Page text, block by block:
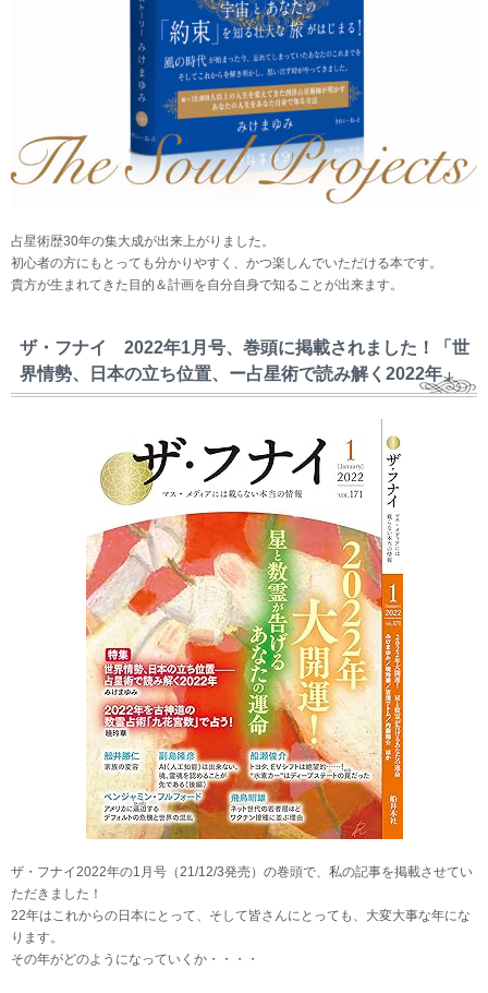
占星術歴30年の集大成が出来上がりました。
初心者の方にもとっても分かりやすく、かつ楽しんでいただける本です。
貴方が生まれてきた目的＆計画を自分自身で知ることが出来ます。
ザ・フナイ 2022年1月号、巻頭に掲載されました！「世
界情勢、日本の立ち位置、ー占星術で読み解く2022年」
ザ・フナイ2022年の1月号（21/12/3発売）の巻頭で、私の記事を掲載させてい
ただきました！
22年はこれからの日本にとって、そして皆さんにとっても、大変大事な年にな
ります。
その年がどのようになっていくか・・・・